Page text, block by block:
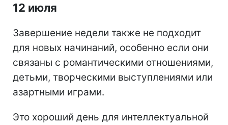
12 июля
Завершение недели также не подходит
для новых начинаний, особенно если они
связаны с романтическими отношениями,
детьми, творческими выступлениями или
азартными играми.
Это хороший день для интеллектуальной